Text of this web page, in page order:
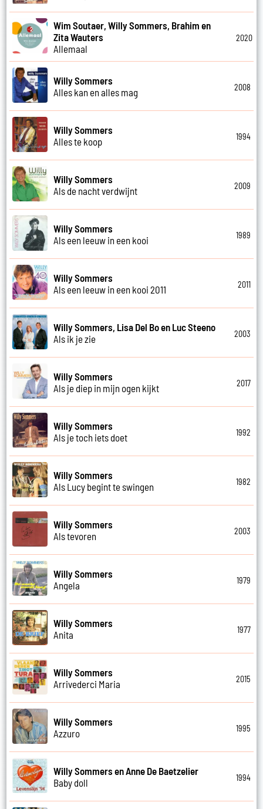
Wim Soutaer, Willy Sommers, Brahim en
Zita Wauters
Allemaal
2020
Willy Sommers
Alles kan en alles mag
2008
Willy Sommers
Alles te koop
1994
Willy Sommers
Als de nacht verdwijnt
2009
Willy Sommers
Als een leeuw in een kooi
1989
Willy Sommers
Als een leeuw in een kooi 2011
2011
Willy Sommers, Lisa Del Bo en Luc Steeno
Als ik je zie
2003
Willy Sommers
Als je diep in mijn ogen kijkt
2017
Willy Sommers
Als je toch iets doet
1992
Willy Sommers
Als Lucy begint te swingen
1982
Willy Sommers
Als tevoren
2003
Willy Sommers
Angela
1979
Willy Sommers
Anita
1977
Willy Sommers
Arrivederci Maria
2015
Willy Sommers
Azzuro
1995
Willy Sommers en Anne De Baetzelier
Baby doll
1994